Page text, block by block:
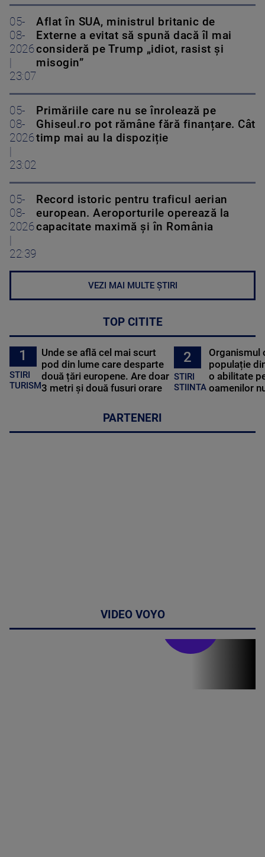
05-
08-
2026
23:07
Aflat în SUA, ministrul britanic de
Externe a evitat să spună dacă îl mai
consideră pe Trump „idiot, rasist și
misogin”
05-
08-
2026
23:02
Primăriile care nu se înrolează pe
Ghiseul.ro pot rămâne fără finanțare. Cât
timp mai au la dispoziție
05-
08-
2026
22:39
Record istoric pentru traficul aerian
european. Aeroporturile operează la
capacitate maximă și în România
VEZI MAI MULTE ȘTIRI
TOP CITITE
1
STIRI
TURISM
Unde se află cel mai scurt
pod din lume care desparte
două țări europene. Are doar
3 metri și două fusuri orare
2
STIRI
STIINTA
Organismul
populație
o abilitate
oamenilor
PARTENERI
VIDEO VOYO